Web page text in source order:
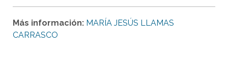
Más información: MARÍA JESÚS LLAMAS
CARRASCO